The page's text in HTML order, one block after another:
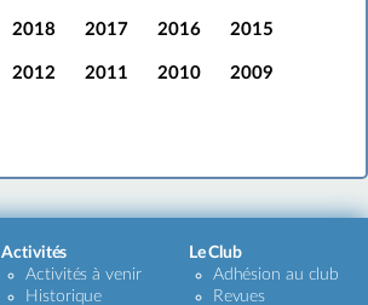
2018 2017 2016 2015
2012 2011 2010 2009
Activités
Activités à venir
Historique
Le Club
Adhésion au club
Revues